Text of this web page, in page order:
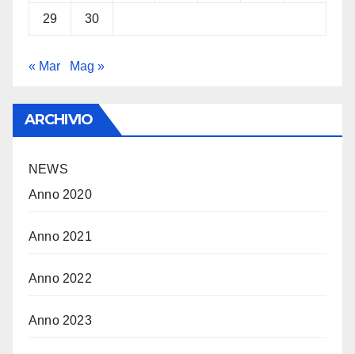
29 30
« Mar Mag »
ARCHIVIO
NEWS
Anno 2020
Anno 2021
Anno 2022
Anno 2023